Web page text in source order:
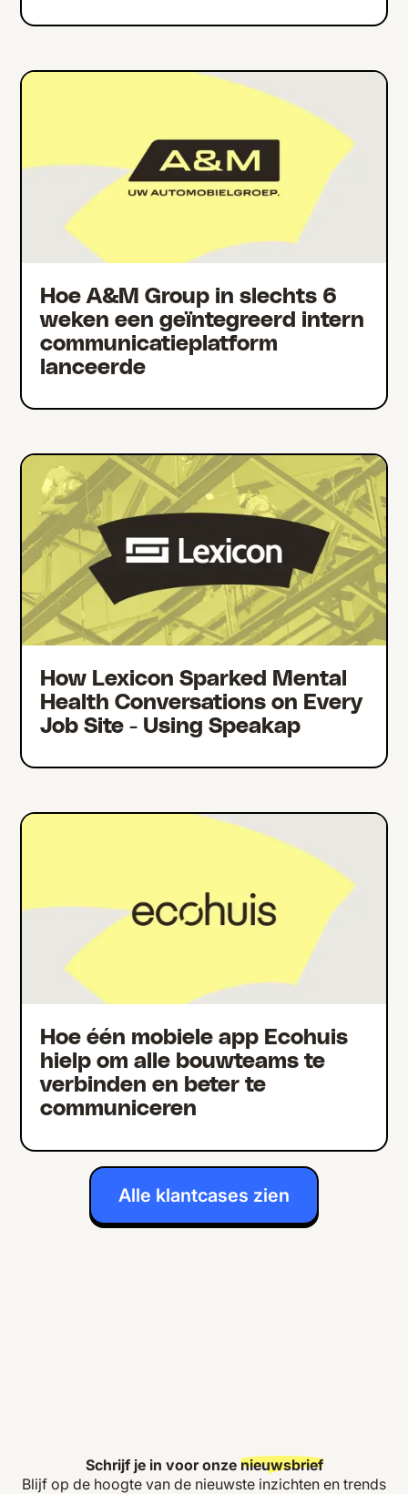
Hoe A&M Group in slechts 6
weken een geïntegreerd intern
communicatieplatform
lanceerde
How Lexicon Sparked Mental
Health Conversations on Every
Job Site - Using Speakap
Hoe één mobiele app Ecohuis
hielp om alle bouwteams te
verbinden en beter te
communiceren
Alle klantcases zien
Schrijf je in voor onze nieuwsbrief
Blijf op de hoogte van de nieuwste inzichten en trends